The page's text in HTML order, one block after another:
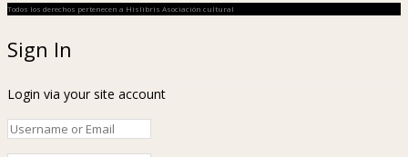
Todos los derechos pertenecen a Hislibris Asociación cultural
Sign In
Login via your site account